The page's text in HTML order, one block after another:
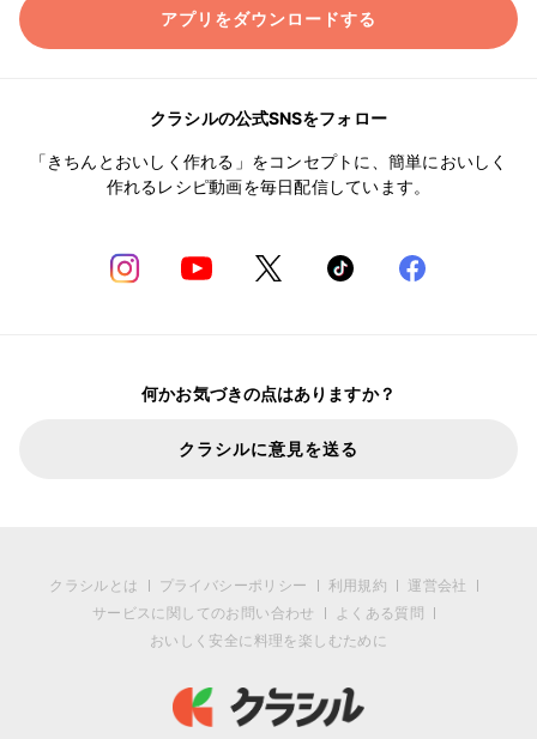
アプリをダウンロードする
クラシルの公式SNSをフォロー
「きちんとおいしく作れる」をコンセプトに、簡単においしく
作れるレシピ動画を毎日配信しています。
何かお気づきの点はありますか？
クラシルに意見を送る
クラシルとは プライバシーポリシー 利用規約
運営会社
サービスに関してのお問い合わせ
よくある質問
おいしく安全に料理を楽しむために